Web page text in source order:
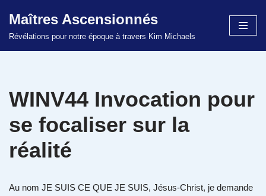
Aller
Maîtres Ascensionnés
Révélations pour notre époque à travers Kim Michaels
WINV44 Invocation pour
se focaliser sur la
réalité
Au nom JE SUIS CE QUE JE SUIS, Jésus-Christ, je demande